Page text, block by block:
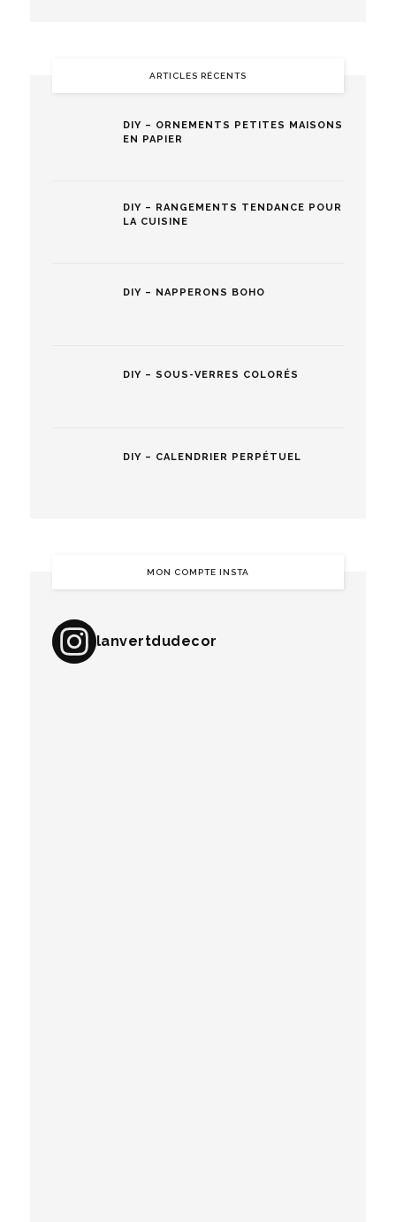
ARTICLES RÉCENTS
DIY – ORNEMENTS PETITES MAISONS
EN PAPIER
DIY – RANGEMENTS TENDANCE POUR
LA CUISINE
DIY – NAPPERONS BOHO
DIY – SOUS-VERRES COLORÉS
DIY – CALENDRIER PERPÉTUEL
MON COMPTE INSTA
lanvertdudecor